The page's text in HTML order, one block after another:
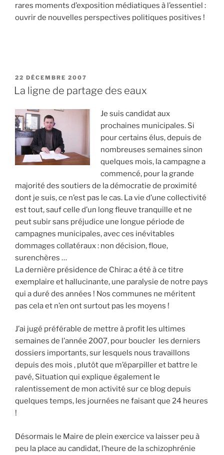
rares moments d’exposition médiatiques à l’essentiel :
ouvrir de nouvelles perspectives politiques positives !
PUBLIÉ
LE
22 DÉCEMBRE 2007
La ligne de partage des eaux
Je suis candidat aux
prochaines municipales. Si
pour certains élus, depuis de
nombreuses semaines sinon
quelques mois, la campagne a
commencé, pour la grande
majorité des soutiers de la démocratie de proximité
dont je suis, ce n’est pas le cas. La vie d’une collectivité
est tout, sauf celle d’un long fleuve tranquille et ne
peut subir sans préjudice une longue période de
campagnes municipales, avec ces inévitables
dommages collatéraux : non décision, floue,
surenchères …
La dernière présidence de Chirac a été à ce titre
exemplaire et hallucinante, une paralysie de notre pays
qui a duré des années ! Nos communes ne méritent
pas cela et n’en ont surtout pas les moyens !
J’ai jugé préférable de mettre à profit les ultimes
semaines de l’année 2007, pour boucler les derniers
dossiers importants, sur lesquels nous travaillons
depuis des mois , plutôt que m’éparpiller et battre le
pavé, Situation qui explique également le
ralentissement de mon activité sur ce blog depuis
quelques temps, les journées ne faisant que 24 heures
!
Désormais le Maire de plein exercice va laisser peu à
peu la place au candidat, l’heure de la schizophrénie